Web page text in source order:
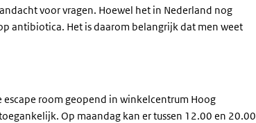
voor vragen. Hoewel het in Nederland nog
antibiotica. Het is daarom belangrijk dat men weet
room geopend in winkelcentrum Hoog
Op maandag kan er tussen 12.00 en 20.00